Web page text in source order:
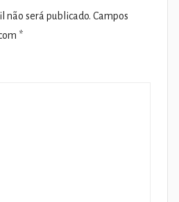
não será publicado. Campos
*